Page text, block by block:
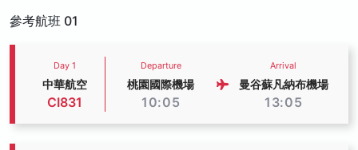
參考航班 01
Day 1
中華航空
CI831
Departure
桃園國際機場
10:05
Arrival
曼谷蘇凡納布機場
13:05